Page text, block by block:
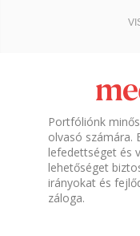
Portfóliónk
olvasó számára.
lefedettséget és
lehetőséget
irányokat és
záloga.